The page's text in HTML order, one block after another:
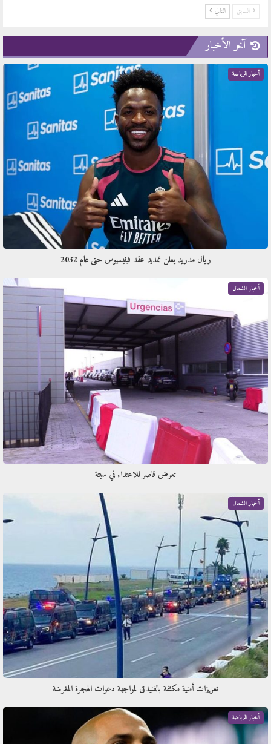
السابق التالي
آخر الأخبار
أخبار الرياضة
ريال مدريد يعلن تمديد عقد فينيسيوس حتى عام 2032
أخبار الشمال
تعرض قاصر للاعتداء في سبتة
أخبار الشمال
تعزيزات أمنية مكثفة بالفنيدق لمواجهة دعوات الهجرة المغرضة
أخبار الرياضة